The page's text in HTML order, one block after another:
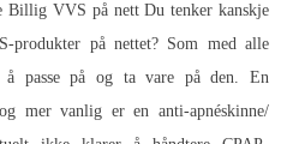
VVS på nett Du tenker kanskje
på nettet? Som med alle
å passe på og ta vare på den. En
mer vanlig er en anti-apnéskinne/